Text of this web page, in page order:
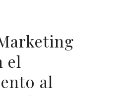
el
al